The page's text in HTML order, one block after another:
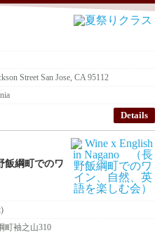
Street San Jose, CA 95112
Details
綱町でのワ
町袖之山310